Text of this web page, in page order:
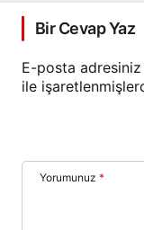
Bir Cevap Yaz
E-posta adresiniz
ile
Yorumunuz *